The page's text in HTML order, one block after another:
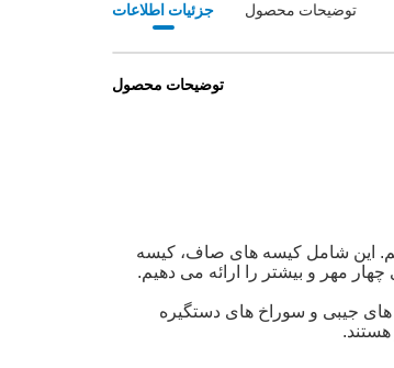
جزئیات اطلاعات توضیحات محصول
توضیحات محصول
این شامل کیسه های صاف، کیسه
مهر و بیشتر را ارائه می دهیم.
های جیبی و سوراخ های دستگیره